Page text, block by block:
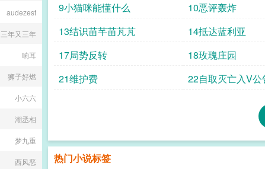
遍整个服务器，都没再见
存在过……*【食用指南】
abo，受前期很穷苦，各
9小猫咪能懂什么
10恶评轰炸
13结识苗芊苗芃芃
14抵达蓝利亚
17局势反转
18玫瑰庄园
21维护费
22自取灭亡入V公
热门小说标签
audezest
三年又三年
响耳
狮子好燃
小六六
潮丞相
梦九重
西风恶